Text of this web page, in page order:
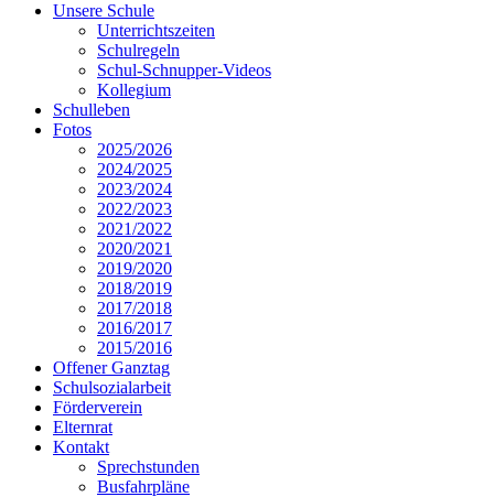
Unsere Schule
Unterrichtszeiten
Schulregeln
Schul-Schnupper-Videos
Kollegium
Schulleben
Fotos
2025/2026
2024/2025
2023/2024
2022/2023
2021/2022
2020/2021
2019/2020
2018/2019
2017/2018
2016/2017
2015/2016
Offener Ganztag
Schulsozialarbeit
Förderverein
Elternrat
Kontakt
Sprechstunden
Busfahrpläne